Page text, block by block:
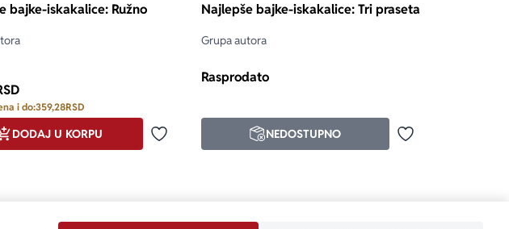
bajke-iskakalice: Ružno
i do:359,28RSD
Dodaj u omiljene
DODAJ U KORPU
Najlepše bajke-iskakalice: Tri praseta
Grupa autora
Rasprodato
Dodaj u omiljene
NEDOSTUPNO